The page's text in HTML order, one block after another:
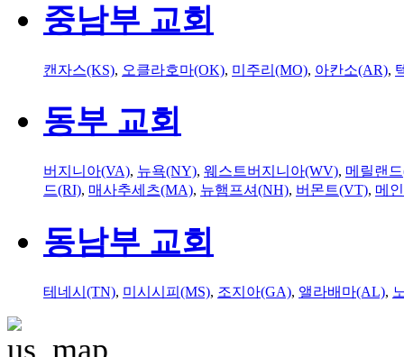
중남부 교회
캔자스(KS), 오클라호마(OK), 미주리(MO), 아칸소(AR),
동부 교회
버지니아(VA), 뉴욕(NY), 웨스트버지니아(WV), 메릴랜
드(RI), 매사추세츠(MA), 뉴햄프셔(NH), 버몬트(VT), 메
동남부 교회
테네시(TN), 미시시피(MS), 조지아(GA), 앨라배마(AL),